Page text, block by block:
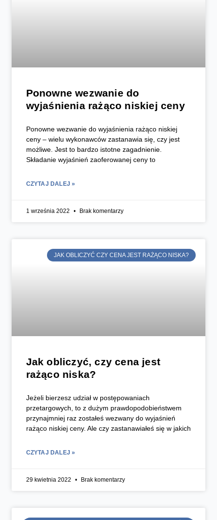
Ponowne wezwanie do
wyjaśnienia rażąco niskiej ceny
Ponowne wezwanie do wyjaśnienia rażąco niskiej
ceny – wielu wykonawców zastanawia się, czy jest
możliwe. Jest to bardzo istotne zagadnienie.
Składanie wyjaśnień zaoferowanej ceny to
CZYTAJ DALEJ »
1 września 2022 Brak komentarzy
JAK OBLICZYĆ CZY CENA JEST RAŻĄCO NISKA?
Jak obliczyć, czy cena jest
rażąco niska?
Jeżeli bierzesz udział w postępowaniach
przetargowych, to z dużym prawdopodobieństwem
przynajmniej raz zostałeś wezwany do wyjaśnień
rażąco niskiej ceny. Ale czy zastanawiałeś się w jakich
CZYTAJ DALEJ »
29 kwietnia 2022 Brak komentarzy